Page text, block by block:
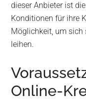
dieser Anbieter ist
Konditionen für ihre
Möglichkeit, um sich
leihen.
Online-